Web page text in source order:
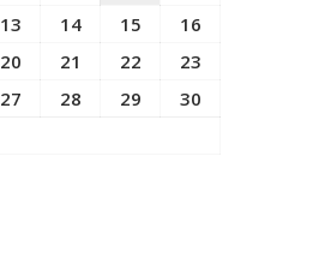
13 14 15
16
20 21 22
23
27 28 29
30